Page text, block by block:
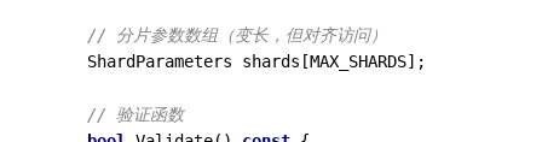
// 分片参数数组（变长，但对齐访问）
    ShardParameters shards[MAX_SHARDS];
// 验证函数